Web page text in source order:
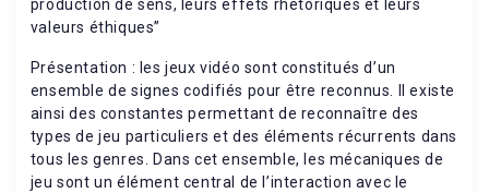
production de sens, leurs effets rhétoriques et leurs
valeurs éthiques”
Présentation : les jeux vidéo sont constitués d’un
ensemble de signes codifiés pour être reconnus. Il existe
ainsi des constantes permettant de reconnaître des
types de jeu particuliers et des éléments récurrents dans
tous les genres. Dans cet ensemble, les mécaniques de
jeu sont un élément central de l’interaction avec le